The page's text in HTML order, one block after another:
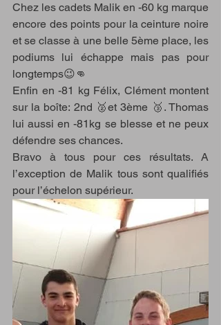
Chez les cadets Malik en -60 kg marque
encore des points pour la ceinture noire
et se classe à une belle 5ème place, les
podiums lui échappe mais pas pour
longtemps😉👊
Enfin en -81 kg Félix, Clément montent
sur la boîte: 2nd 🥈et 3ème 🥉. Thomas
lui aussi en -81kg se blesse et ne peux
défendre ses chances.
Bravo à tous pour ces résultats. A
l’exception de Malik tous sont qualifiés
pour l’échelon supérieur.